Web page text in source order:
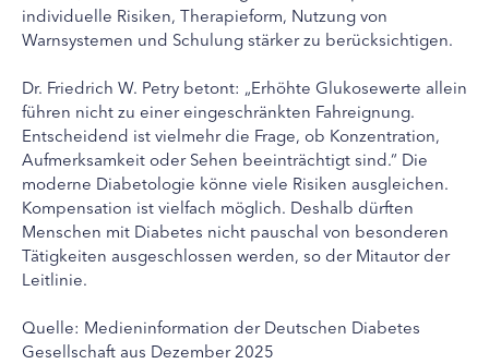
individuelle Risiken, Therapieform, Nutzung von
Warnsystemen und Schulung stärker zu berücksichtigen.
Dr. Friedrich W. Petry betont: „Erhöhte Glukosewerte allein
führen nicht zu einer eingeschränkten Fahreignung.
Entscheidend ist vielmehr die Frage, ob Konzentration,
Aufmerksamkeit oder Sehen beeinträchtigt sind.“ Die
moderne Diabetologie könne viele Risiken ausgleichen.
Kompensation ist vielfach möglich. Deshalb dürften
Menschen mit Diabetes nicht pauschal von besonderen
Tätigkeiten ausgeschlossen werden, so der Mitautor der
Leitlinie.
Quelle: Medieninformation der Deutschen Diabetes
Gesellschaft aus Dezember 2025